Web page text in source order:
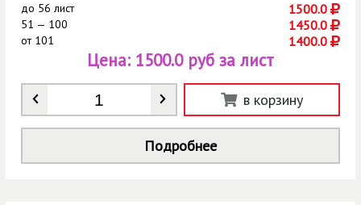
до 56 лист 1500.0
51 — 100 1450.0
от101 1400.0
Количество
Цена: 1500.0 руб за лист
в корзину
Подробнее